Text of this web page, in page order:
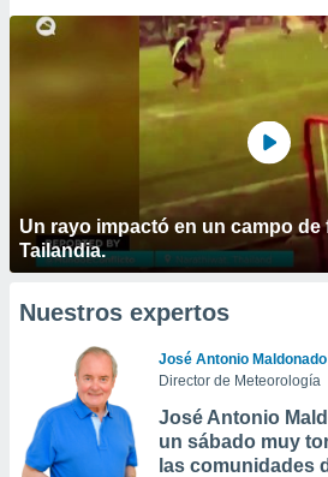
Un rayo impactó en un campo
Tailandia.
Nuestros expertos
José Antonio Maldonado
Director de Meteorología
José Antonio
un sábado muy
las comunidades